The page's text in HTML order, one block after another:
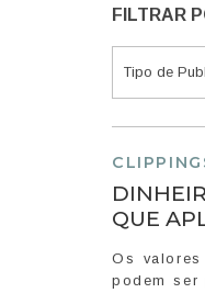
FILTRAR
QUE
Os
podem ser